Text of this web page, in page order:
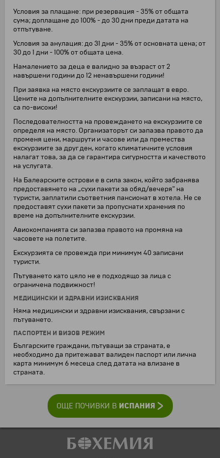
Условия за плащане: при резервация - 35% от общата
сума; доплащане до 100% - до 30 дни преди датата на
отпътуване.
Условия за анулация: до 31 дни - 35% от основната цена; от
30 до 1 дни - 100% от общата цена.
Намалението за деца е валидно за възраст от 2
навършени години до 12 ненавършени години!
При заявка на място екскурзиите се заплащат в евро.
Цените на допълнителните екскурзии, записани на място,
са по-високи!
Последователността на провеждането на екскурзиите се
определя на място. Организаторът си запазва правото да
променя цени, маршрути и часове или да премества
екскурзиите за друг ден, когато климатичните условия
налагат това, за да се гарантира сигурността и качеството
на услугата.
На Балеарските острови е в сила закон, който забранява
предоставянето на „сухи пакети за обяд/вечеря" на
туристи, заплатили съответния пансионат в хотела. Не се
предоставят сухи пакети за пропуснати хранения по
време на допълнителните екскурзии.
Авиокомпанията си запазва правото на промяна на
часовете на полетите.
Екскурзията се провежда при минимум 40 записани
туристи.
Пътуването като цяло не е подходящо за лица с
ограничена подвижност!
МЕДИЦИНСКИ И ЗДРАВНИ ИЗИСКВАНИЯ
Няма медицински и здравни изисквания, свързани с
пътуването.
ПАСПОРТЕН И ВИЗОВ РЕЖИМ
Българските граждани, пътуващи за страната, е
необходимо да притежават валиден паспорт или лична
карта минимум 6 месеца след датата на влизане в
страната.
ОЩЕ ПОЧИВКИ В ИСПАНИЯ